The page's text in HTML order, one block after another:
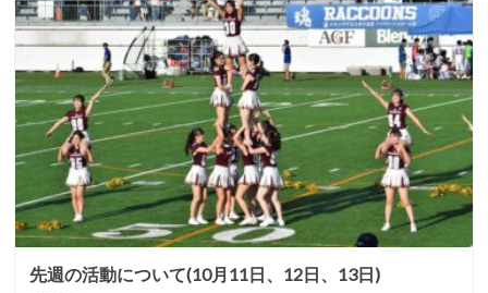
先週の活動について(10月11日、12日、13日)